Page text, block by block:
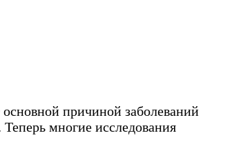
причиной заболеваний
многие исследования